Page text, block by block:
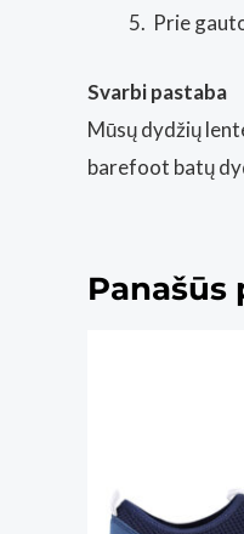
Prie
Svarbi pastaba
Mūsų dydžių
barefoot batų